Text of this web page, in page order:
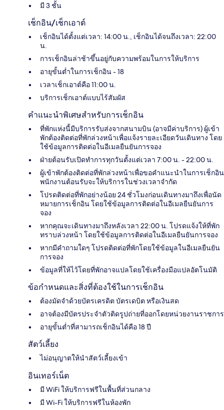
มี 3 ชั้น
เช็กอิน/เช็กเอาต์
เช็กอินได้ตั้งแต่เวลา: 14:00 น., เช็กอินได้จนถึงเวลา: 22:00
น.
การเช็กอินล่าช้าขึ้นอยู่กับความพร้อมในการให้บริการ
อายุขั้นต่ำในการเช็กอิน - 18
เวลาเช็กเอาต์คือ 11:00 น.
บริการเช็กเอาต์แบบไร้สัมผัส
คำแนะนำพิเศษสำหรับการเช็กอิน
ที่พักแห่งนี้มีบริการรับส่งจากสนามบิน (อาจมีค่าบริการ) ผู้เข้า
พักต้องติดต่อที่พักล่วงหน้าเพื่อแจ้งรายละเอียดวันเดินทาง โดย
ใช้ข้อมูลการติดต่อในอีเมลยืนยันการจอง
ฝ่ายต้อนรับเปิดทำการทุกวันตั้งแต่เวลา 7:00 น. - 22:00 น.
ผู้เข้าพักต้องติดต่อที่พักล่วงหน้าเพื่อขอคำแนะนำในการเช็กอิน
พนักงานต้อนรับจะให้บริการในช่วงเวลาจำกัด
โปรดติดต่อที่พักอย่างน้อย 24 ชั่วโมงก่อนเดินทางมาถึงเพื่อนัด
หมายการเช็กอิน โดยใช้ข้อมูลการติดต่อในอีเมลยืนยันการ
จอง
หากคุณจะเดินทางมาถึงหลังเวลา 22:00 น. โปรดแจ้งให้ที่พัก
ทราบล่วงหน้า โดยใช้ข้อมูลการติดต่อในอีเมลยืนยันการจอง
หากมีคำถามใดๆ โปรดติดต่อที่พักโดยใช้ข้อมูลในอีเมลยืนยัน
การจอง
ข้อมูลที่ให้ไว้โดยที่พักอาจแปลโดยใช้เครื่องมือแปลอัตโนมัติ
ข้อกำหนดและสิ่งที่ต้องใช้ในการเช็กอิน
ต้องมัดจำด้วยบัตรเครดิต บัตรเดบิต หรือเงินสด
อาจต้องมีบัตรประจำตัวติดรูปถ่ายที่ออกโดยหน่วยงานราชการ
อายุขั้นต่ำที่สามารถเช็กอินได้คือ 18 ปี
สัตว์เลี้ยง
ไม่อนุญาตให้นำสัตว์เลี้ยงเข้า
อินเทอร์เน็ต
มี WiFi ให้บริการฟรีในพื้นที่ส่วนกลาง
มี Wi-Fi ให้บริการฟรีในห้องพัก